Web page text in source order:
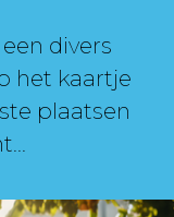
divers
het kaartje
plaatsen